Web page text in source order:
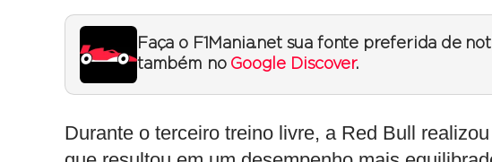
Faça o F1Mania.net sua fonte preferida de
também no Google Discover.
Durante o terceiro treino livre, a Red Bull